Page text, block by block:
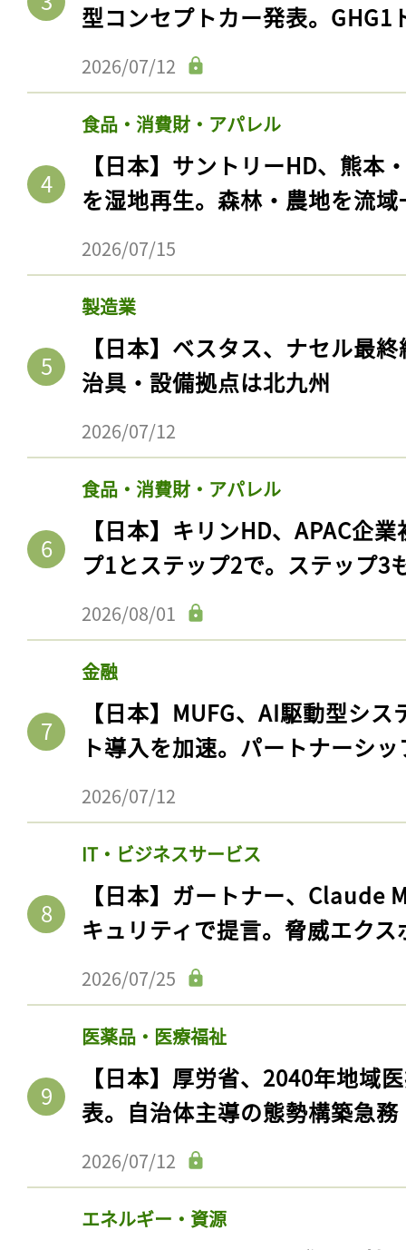
型コンセプトカー発表。GHG1
2026/07/12
食品・消費財・アパレル
【日本】サントリーHD、熊本
を湿地再生。森林・農地を流
2026/07/15
製造業
【日本】ベスタス、ナセル最
治具・設備拠点は北九州
2026/07/12
食品・消費財・アパレル
【日本】キリンHD、APAC企
プ1とステップ2で。ステップ3
2026/08/01
金融
【日本】MUFG、AI駆動型シ
ト導入を加速。パートナーシ
2026/07/12
IT・ビジネスサービス
【日本】ガートナー、Claude
キュリティで提言。脅威エク
2026/07/25
医薬品・医療福祉
【日本】厚労省、2040年地域
表。自治体主導の態勢構築急務
2026/07/12
エネルギー・資源
記事をお気に入りに